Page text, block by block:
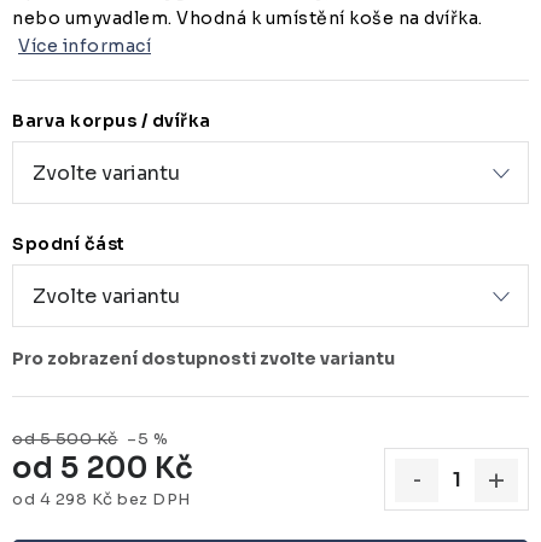
nebo umyvadlem. Vhodná k umístění koše na dvířka.
Více informací
Barva korpus / dvířka
Spodní část
od 5 500 Kč –5 %
od 5 200 Kč
od 4 298 Kč bez DPH